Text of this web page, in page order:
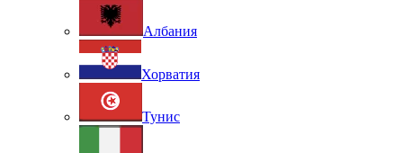
Албания
Хорватия
Тунис